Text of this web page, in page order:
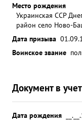
Место рождения
Украинская ССР
район село Ново-
Дата призыва
Воинское звание
Документ в
Дата рождения